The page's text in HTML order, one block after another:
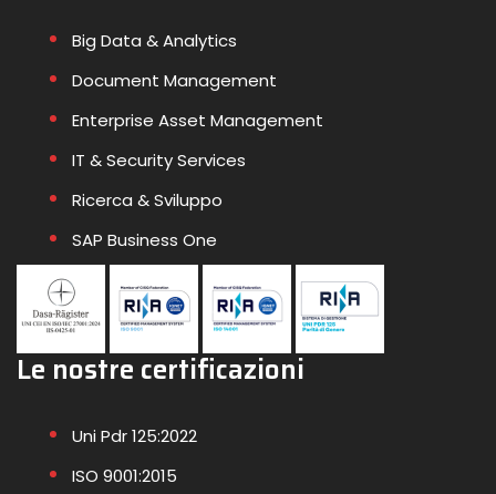
Big Data & Analytics
Document Management
Enterprise Asset Management
IT & Security Services
Ricerca & Sviluppo
SAP Business One
Le nostre certificazioni
Uni Pdr 125:2022
ISO 9001:2015